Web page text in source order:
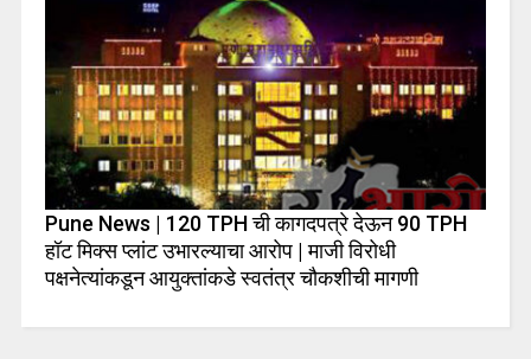
Pune News | 120 TPH ची कागदपत्रे देऊन 90 TPH
हॉट मिक्स प्लांट उभारल्याचा आरोप | माजी विरोधी
पक्षनेत्यांकडून आयुक्तांकडे स्वतंत्र चौकशीची मागणी